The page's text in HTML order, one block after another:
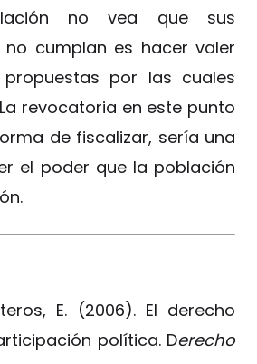
no vea que sus
no cumplan es hacer valer
por las cuales
revocatoria en este punto
de fiscalizar, sería una
el poder que la población
E. (2006). El derecho
política. Derecho